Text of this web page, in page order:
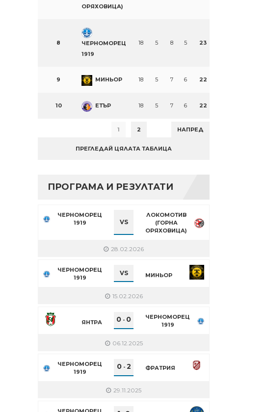
ОРЯХОВИЦА)
8
ЧЕРНОМОРЕЦ
1919
18 5 8 5 23
9 МИНЬОР 18 5 7 6 22
10 ЕТЪР 18 5 7 6 22
1 2 НАПРЕД
ПРЕГЛЕДАЙ ЦЯЛАТА ТАБЛИЦА
ПРОГРАМА И РЕЗУЛТАТИ
ЧЕРНОМОРЕЦ
1919
VS
ЛОКОМОТИВ
(ГОРНА
ОРЯХОВИЦА)
28.02.2026
ЧЕРНОМОРЕЦ
1919
VS МИНЬОР
15.02.2026
ЯНТРА 0 - 0
ЧЕРНОМОРЕЦ
1919
06.12.2025
ЧЕРНОМОРЕЦ
1919
0- 2 ФРАТРИЯ
29.11.2025